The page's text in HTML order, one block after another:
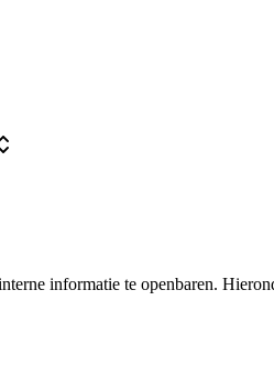
informatie te openbaren.